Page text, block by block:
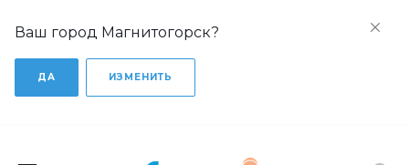
Ваш город Магнитогорск?
ДА ИЗМЕНИТЬ